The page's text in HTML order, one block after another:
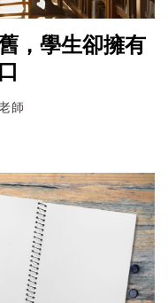
，學生卻擁有
師